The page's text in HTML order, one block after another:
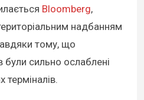
Bloomberg,
надбанням
тому, що
були сильно ослаблені
терміналів.